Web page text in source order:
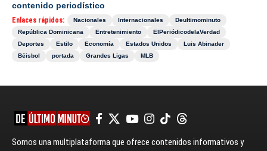
contenido periodístico
Enlaces rápidos: Nacionales Internacionales
Deultimominuto
República Dominicana
Entretenimiento
ElPeriódicodelaVerdad
Deportes
Estilo Economía Estados Unidos
Luis Abinader
Béisbol
portada Grandes Ligas MLB
Somos una multiplataforma que ofrece contenidos informativos y